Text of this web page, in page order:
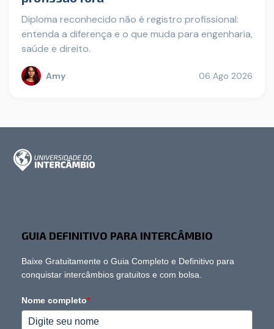
Diploma reconhecido não é registro profissional:
entenda a diferença e o que muda para engenharia,
saúde e direito.
Amy 06 Ago 2026
GUIA DEFINITIVO PARA INTERCÂMBIO
Baixe Gratuitamente o Guia Completo e Definitivo para
conquistar intercâmbios gratuitos e com bolsa.
Nome completo*